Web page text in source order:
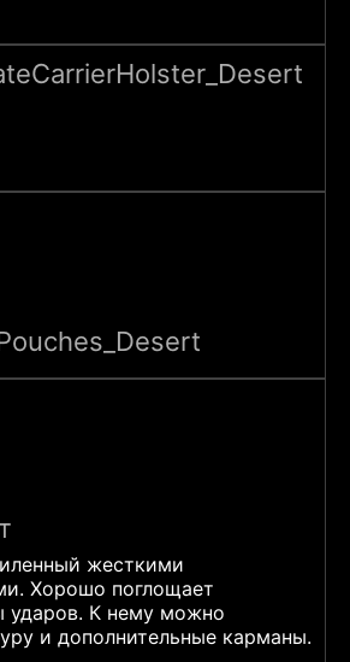
жесткими
Хорошо поглощает
ударов. К нему можно
и дополнительные карманы.